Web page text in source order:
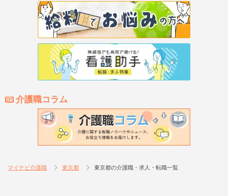
介護職コラム
マイナビ介護職 東京都 東京都の介護職・求人・転職一覧